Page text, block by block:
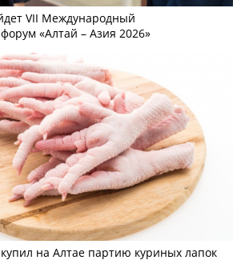
VII Международный
«Алтай – Азия 2026»
на Алтае партию куриных лапок